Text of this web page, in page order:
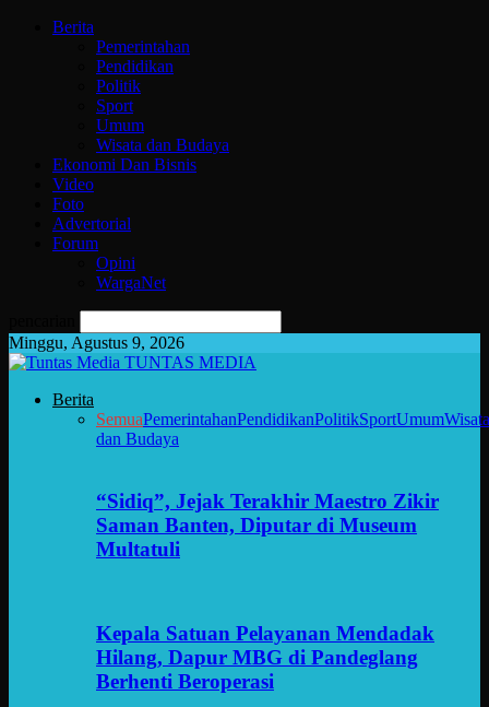
Berita
Pemerintahan
Pendidikan
Politik
Sport
Umum
Wisata dan Budaya
Ekonomi Dan Bisnis
Video
Foto
Advertorial
Forum
Opini
WargaNet
Minggu, Agustus 9, 2026
TUNTAS MEDIA
Berita
SemuaPemerintahanPendidikanPolitikSportUmumWisata
dan Budaya
“Sidiq”, Jejak Terakhir Maestro Zikir
Saman Banten, Diputar di Museum
Multatuli
Kepala Satuan Pelayanan Mendadak
Hilang, Dapur MBG di Pandeglang
Berhenti Beroperasi